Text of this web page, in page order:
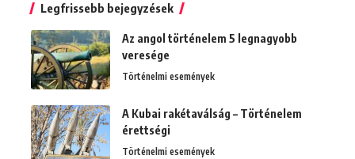
Legfrissebb bejegyzések
Az angol történelem 5 legnagyobb
veresége
Történelmi események
A Kubai rakétaválság – Történelem
érettségi
Történelmi események